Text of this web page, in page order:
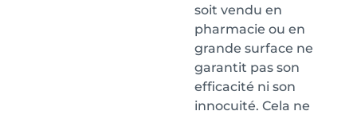
soit vendu en
pharmacie ou en
grande surface ne
garantit pas son
efficacité ni son
innocuité. Cela ne